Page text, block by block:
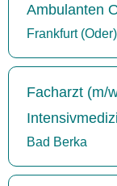
Ambulanten
Frankfurt (Oder)
Facharzt (m/
Bad Berka